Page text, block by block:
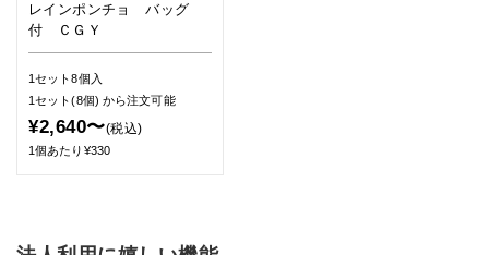
レインポンチョ バッグ
付 ＣＧＹ
1セット8個入
1セット(8個) から注文可能
¥2,640〜(税込)
1個あたり¥330